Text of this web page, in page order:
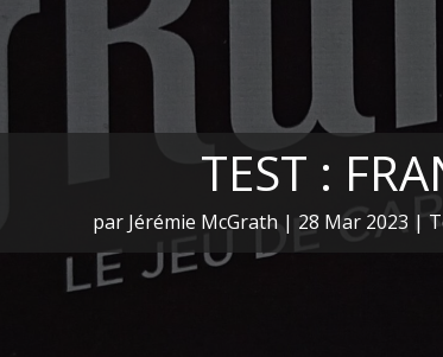
TEST :
par Jérémie McGrath | 28 Mar 2023 |